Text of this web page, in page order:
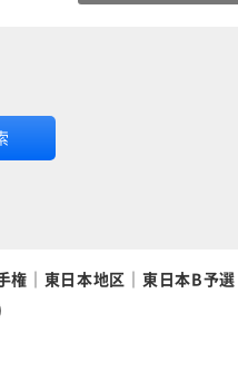
権｜東日本地区｜東日本B予選